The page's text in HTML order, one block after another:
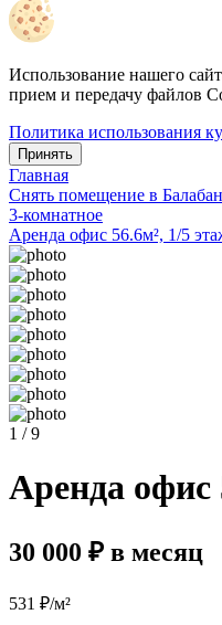
Использование нашего
прием и передачу файлов
Политика использования
Принять
Главная
Снять помещение в
3-комнатное
Аренда офис 56.6м², 1/5
1 / 9
Аренда офис
30 000 ₽ в месяц
531 ₽/м²